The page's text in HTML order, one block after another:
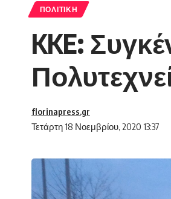
ΠΟΛΙΤΙΚΉ
KKE:
Τετάρτη 18 Νοεμβρίου, 2020 13:37
florinapress.gr